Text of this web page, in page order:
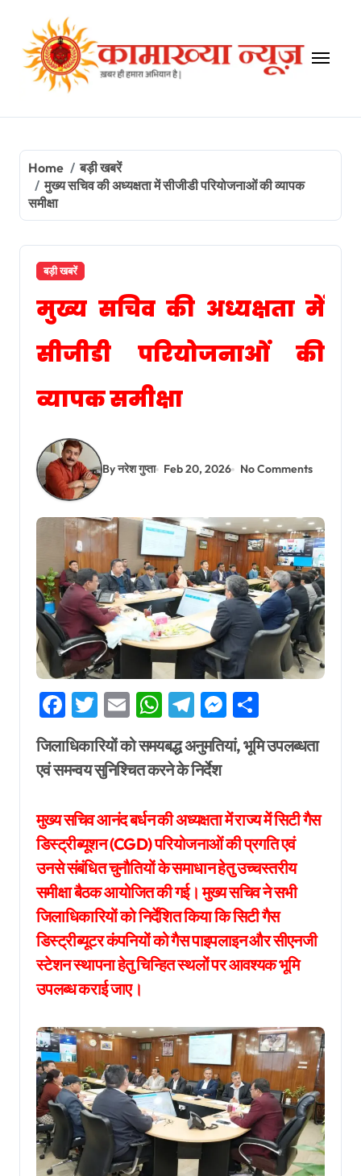
content
Home
बड़ी खबरें
मुख्य सचिव की अध्यक्षता में सीजीडी परियोजनाओं की व्यापक
समीक्षा
बड़ी खबरें
मुख्य सचिव की अध्यक्षता में
सीजीडी परियोजनाओं की
व्यापक समीक्षा
By नरेश गुप्ता Feb 20, 2026 No Comments
Facebook
Twitter
EmailWhatsApp
Telegram
Messenger
जिलाधिकारियों को समयबद्ध अनुमतियां, भूमि उपलब्धता
एवं समन्वय सुनिश्चित करने के निर्देश
मुख्य सचिव आनंद बर्धन की अध्यक्षता में राज्य में सिटी गैस
डिस्ट्रीब्यूशन (CGD) परियोजनाओं की प्रगति एवं
उनसे संबंधित चुनौतियों के समाधान हेतु उच्चस्तरीय
समीक्षा बैठक आयोजित की गई। मुख्य सचिव ने सभी
जिलाधिकारियों को निर्देशित किया कि सिटी गैस
डिस्ट्रीब्यूटर कंपनियों को गैस पाइपलाइन और सीएनजी
स्टेशन स्थापना हेतु चिन्हित स्थलों पर आवश्यक भूमि
उपलब्ध कराई जाए।